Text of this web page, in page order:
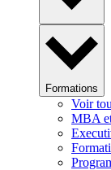
Formations
Voir
MBA